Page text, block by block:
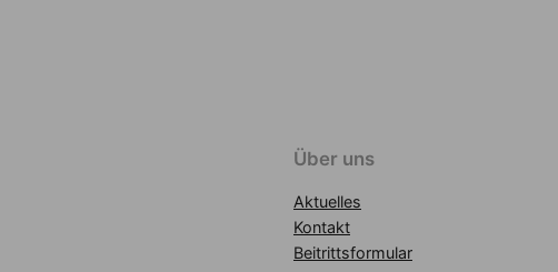
Über uns
Aktuelles
Kontakt
Beitrittsformular